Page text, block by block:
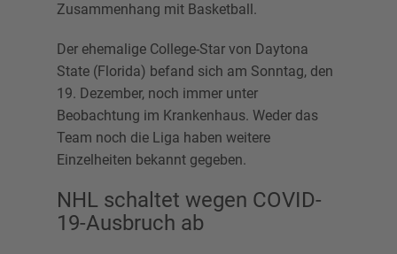
Zusammenhang mit Basketball.
Der ehemalige College-Star von Daytona
State (Florida) befand sich am Sonntag, den
19. Dezember, noch immer unter
Beobachtung im Krankenhaus. Weder das
Team noch die Liga haben weitere
Einzelheiten bekannt gegeben.
NHL schaltet wegen COVID-
19-Ausbruch ab